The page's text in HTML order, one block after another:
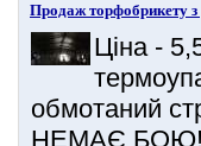
Продаж торфобрикету
Ціна -
обмотаний
НЕМАЄ БОЮ!